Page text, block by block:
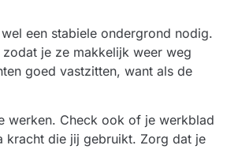
een stabiele ondergrond nodig.
je ze makkelijk weer weg
goed vastzitten, want als de
werken. Check ook of je werkblad
kracht die jij gebruikt. Zorg dat je